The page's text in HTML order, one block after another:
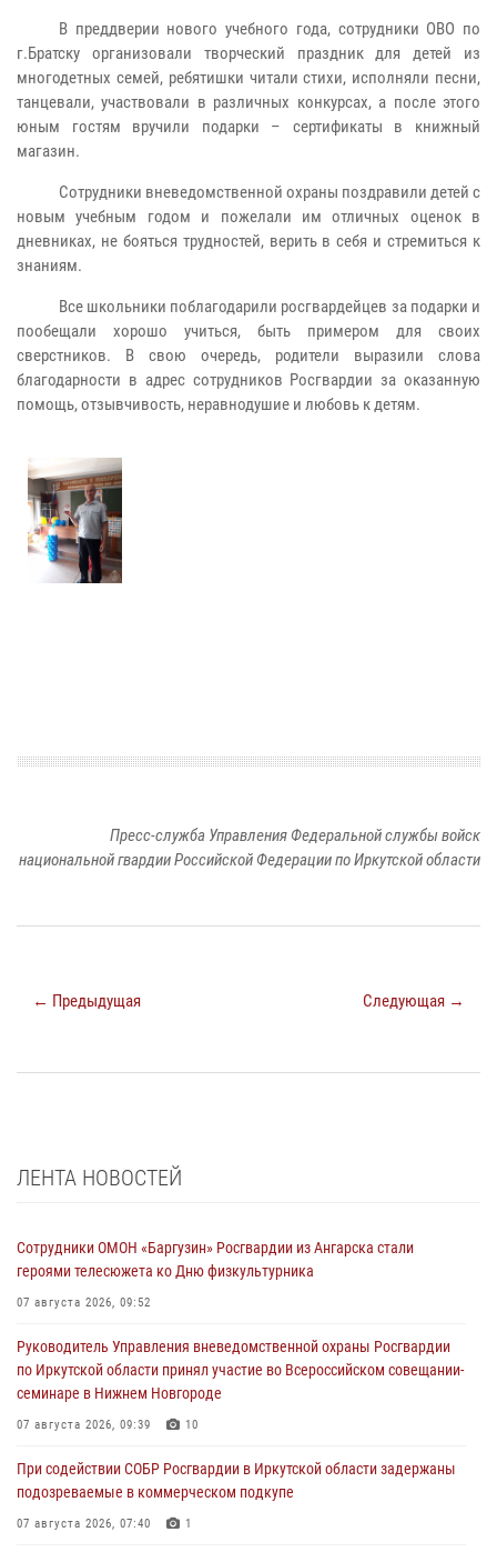
В преддверии нового учебного года, сотрудники ОВО по
г.Братску организовали творческий праздник для детей из
многодетных семей, ребятишки читали стихи, исполняли песни,
танцевали, участвовали в различных конкурсах, а после этого
юным гостям вручили подарки – сертификаты в книжный
магазин.
Сотрудники вневедомственной охраны поздравили детей с
новым учебным годом и пожелали им отличных оценок в
дневниках, не бояться трудностей, верить в себя и стремиться к
знаниям.
Все школьники поблагодарили росгвардейцев за подарки и
пообещали хорошо учиться, быть примером для своих
сверстников. В свою очередь, родители выразили слова
благодарности в адрес сотрудников Росгвардии за оказанную
помощь, отзывчивость, неравнодушие и любовь к детям.
Пресс-служба Управления Федеральной службы войск
национальной гвардии Российской Федерации по Иркутской области
← Предыдущая Следующая →
ЛЕНТА НОВОСТЕЙ
Сотрудники ОМОН «Баргузин» Росгвардии из Ангарска стали
героями телесюжета ко Дню физкультурника
07 августа 2026, 09:52
Руководитель Управления вневедомственной охраны Росгвардии
по Иркутской области принял участие во Всероссийском совещании-
семинаре в Нижнем Новгороде
07 августа 2026, 09:39 10
При содействии СОБР Росгвардии в Иркутской области задержаны
подозреваемые в коммерческом подкупе
07 августа 2026, 07:40 1